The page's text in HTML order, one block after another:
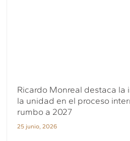
Ricardo Monreal destaca la
la unidad en el proceso
rumbo a 2027
25 junio, 2026